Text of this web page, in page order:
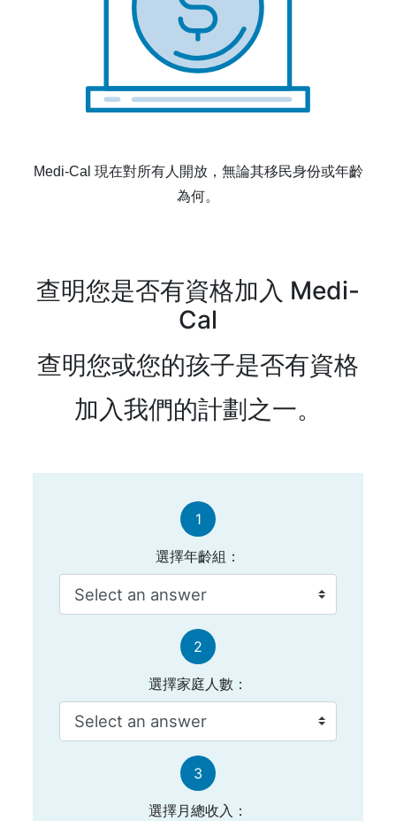
Medi-Cal 現在對所有人開放，無論其移民身份或年齡
為何。
查明您是否有資格加入 Medi-
Cal
查明您或您的孩子是否有資格
加入我們的計劃之一。
1
選擇年齡組：
2
選擇家庭人數：
3
選擇月總收入：